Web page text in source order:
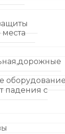
места
падения с